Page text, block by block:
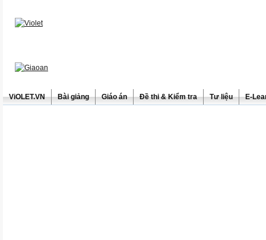
ViOLET.VN Bài giảng Giáo án Đề thi & Kiểm tra Tư liệu E-